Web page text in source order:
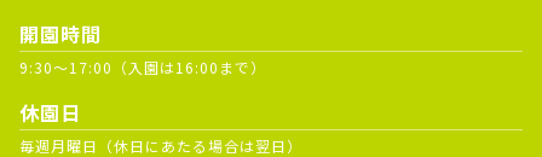
開園時間
9:30～17:00（入園は16:00まで）
休園日
毎週月曜日（休日にあたる場合は翌日）